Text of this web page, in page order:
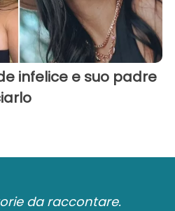
infelice e suo padre
da raccontare.